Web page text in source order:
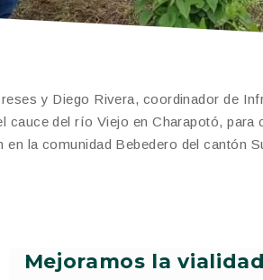
y Diego Rivera, coordinador de
cauce del río Viejo en Charapotó,
en la comunidad Bebedero del cantón
Mejoramos la